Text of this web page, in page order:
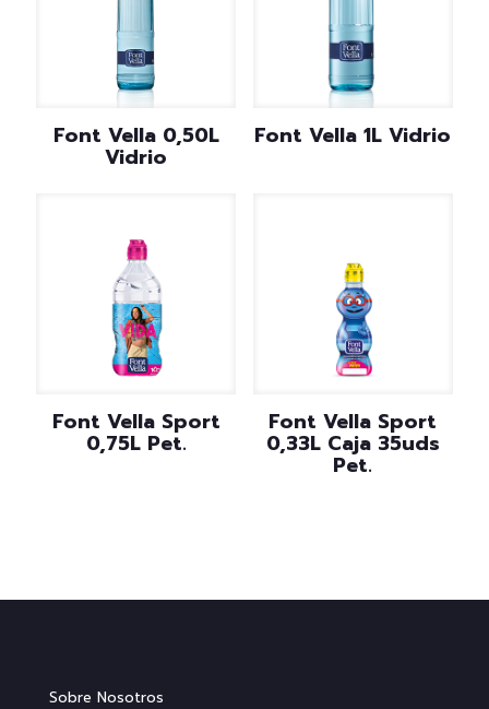
Font Vella 0,50L
Vidrio
Font Vella 1L Vidrio
Font Vella Sport
0,75L Pet.
Font Vella Sport
0,33L Caja 35uds
Pet.
Sobre Nosotros